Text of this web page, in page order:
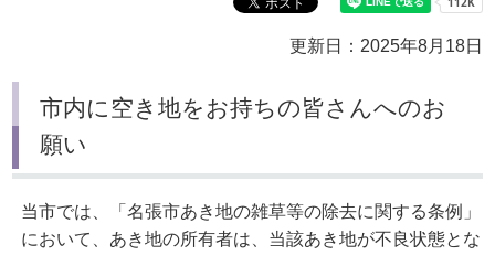
更新日：2025年8月18日
市内に空き地をお持ちの皆さんへのお
願い
当市では、「名張市あき地の雑草等の除去に関する条例」
において、あき地の所有者は、当該あき地が不良状態とな